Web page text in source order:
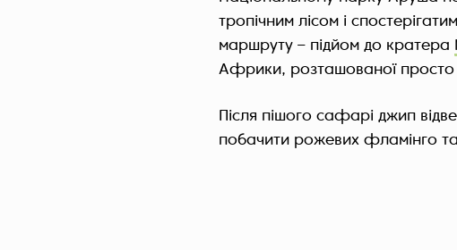
тропічним лісом і
маршруту – підйом до кратера
Африки, розташованої просто
Після пішого сафарі джип
побачити рожевих фламінго